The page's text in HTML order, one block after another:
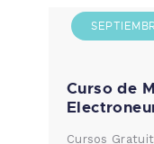
Curso de
Cursos